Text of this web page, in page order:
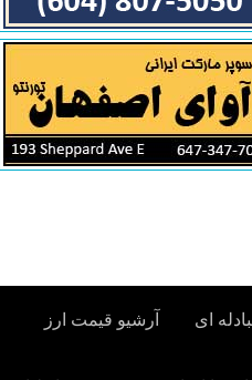
ای آرشیو قیمت ارز